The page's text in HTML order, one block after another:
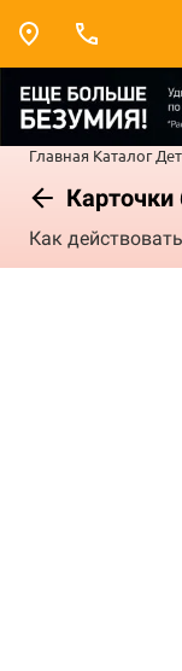
Главная Каталог
Как